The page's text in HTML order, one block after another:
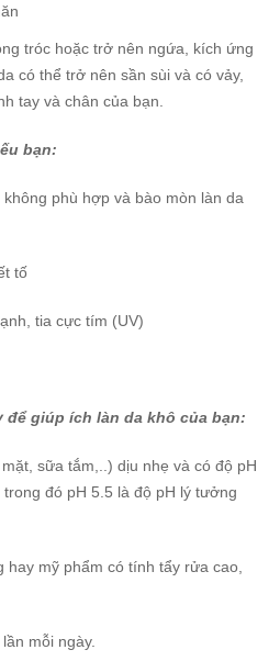
tróc hoặc trở nên ngứa, kích ứng
có thể trở nên sần sùi và có vảy,
tay và chân của bạn.
bạn:
phù hợp và bào mòn làn da
tố
tia cực tím (UV)
giúp ích làn da khô của bạn:
sữa tắm,..) dịu nhẹ và có độ pH
đó pH 5.5 là độ pH lý tưởng
hay mỹ phẩm có tính tẩy rửa cao,
mỗi ngày.